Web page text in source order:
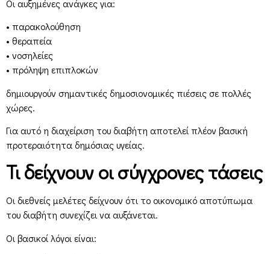
Οι αυξημένες ανάγκες για:
• παρακολούθηση
• θεραπεία
• νοσηλείες
• πρόληψη επιπλοκών
δημιουργούν σημαντικές δημοσιονομικές πιέσεις σε πολλές
χώρες.
Για αυτό η διαχείριση του διαβήτη αποτελεί πλέον βασική
προτεραιότητα δημόσιας υγείας.
Τι δείχνουν οι σύγχρονες τάσεις
Οι διεθνείς μελέτες δείχνουν ότι το οικονομικό αποτύπωμα
του διαβήτη συνεχίζει να αυξάνεται.
Οι βασικοί λόγοι είναι: